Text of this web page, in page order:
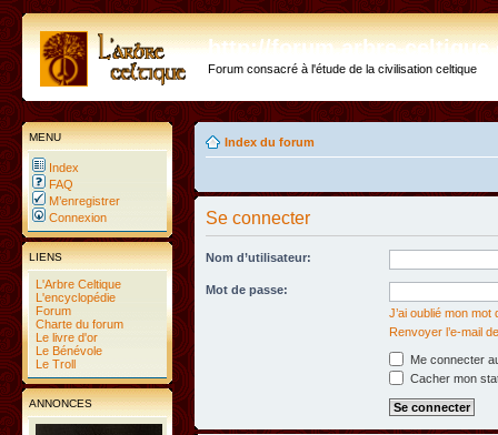
http://forum.arbre-
Forum consacré à l'étude de la civilisation celtique
MENU
Index
FAQ
M’enregistrer
Connexion
LIENS
L'Arbre Celtique
L'encyclopédie
Forum
Charte du forum
Le livre d'or
Le Bénévole
Le Troll
ANNONCES
Index du forum
Se connecter
Nom d’utilisateur:
Mot de passe:
J’ai oublié mon mot
Renvoyer l’e-mail
Me connecter
Cacher mon